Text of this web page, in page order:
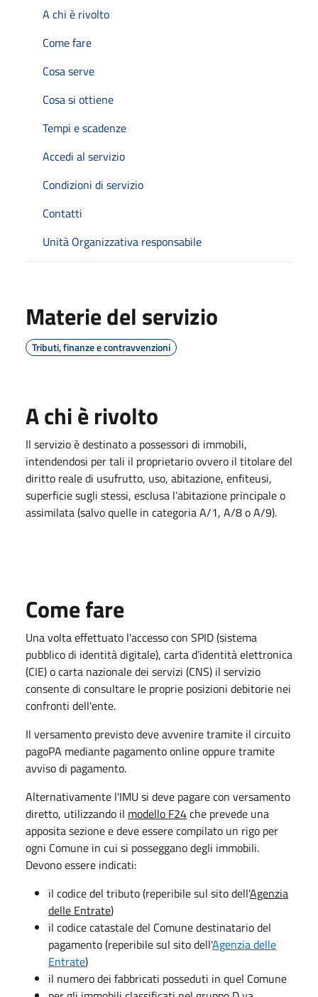
A chi è rivolto
Come fare
Cosa serve
Cosa si ottiene
Tempi e scadenze
Accedi al servizio
Condizioni di servizio
Contatti
Unità Organizzativa responsabile
Materie del servizio
Tributi, finanze e contravvenzioni
A chi è rivolto
Il servizio è destinato a possessori di immobili,
intendendosi per tali il proprietario ovvero il titolare del
diritto reale di usufrutto, uso, abitazione, enfiteusi,
superficie sugli stessi, esclusa l’abitazione principale o
assimilata (salvo quelle in categoria A/1, A/8 o A/9).
Come fare
Una volta effettuato l'accesso con SPID (sistema
pubblico di identità digitale), carta d’identità elettronica
(CIE) o carta nazionale dei servizi (CNS) il servizio
consente di consultare le proprie posizioni debitorie nei
confronti dell'ente.
Il versamento previsto deve avvenire tramite il circuito
pagoPA mediante pagamento online oppure tramite
avviso di pagamento.
Alternativamente l'IMU si deve pagare con versamento
diretto, utilizzando il modello F24che prevede una
apposita sezione e deve essere compilato un rigo per
ogni Comune in cui si posseggano degli immobili.
Devono essere indicati:
il codice del tributo (reperibile sul sito dell'Agenzia
delle Entrate)
il codice catastale del Comune destinatario del
pagamento (reperibile sul sito dell'Agenzia delle
Entrate)
il numero dei fabbricati posseduti in quel Comune